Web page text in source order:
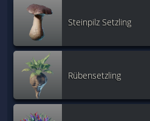
Steinpilz Setzling
Rübensetzling